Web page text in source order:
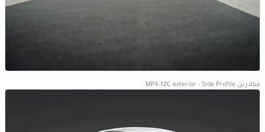
مكلارين MP4-12C exterior - Side Profile